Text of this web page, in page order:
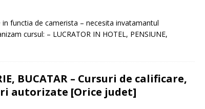
in functia de camerista – necesita invatamantul
cursul: – LUCRATOR IN HOTEL, PENSIUNE,
BUCATAR – Cursuri de calificare,
autorizate [Orice judet]